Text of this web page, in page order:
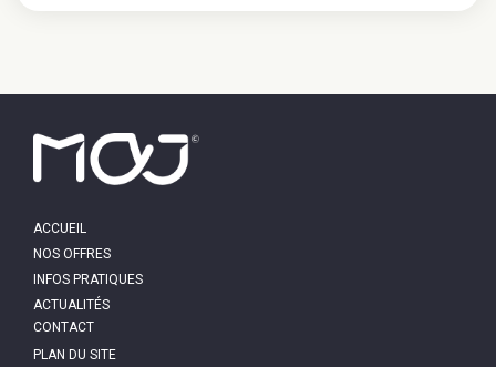
MAIN
ACCUEIL
NOS OFFRES
INFOS PRATIQUES
ACTUALITÉS
PIED
DE
PAGE
CONTACT
PLAN DU SITE